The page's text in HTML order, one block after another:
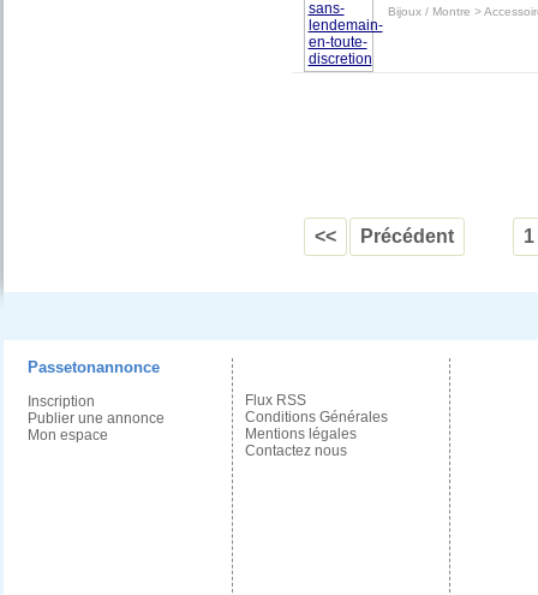
Bijoux / Montre >
<< Précédent 1
Passetonannonce
Inscription
Publier une annonce
Mon espace
Flux RSS
Conditions Générales
Mentions légales
Contactez nous